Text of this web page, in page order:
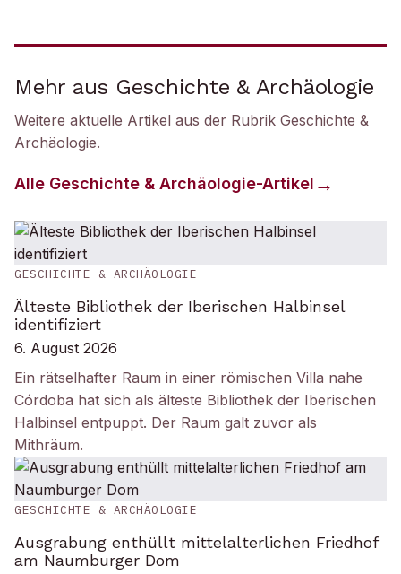
Mehr aus Geschichte & Archäologie
Weitere aktuelle Artikel aus der Rubrik Geschichte &
Archäologie.
Alle Geschichte & Archäologie-Artikel
GESCHICHTE & ARCHÄOLOGIE
Älteste Bibliothek der Iberischen Halbinsel
identifiziert
6. August 2026
Ein rätselhafter Raum in einer römischen Villa nahe
Córdoba hat sich als älteste Bibliothek der Iberischen
Halbinsel entpuppt. Der Raum galt zuvor als
Mithräum.
GESCHICHTE & ARCHÄOLOGIE
Ausgrabung enthüllt mittelalterlichen Friedhof
am Naumburger Dom